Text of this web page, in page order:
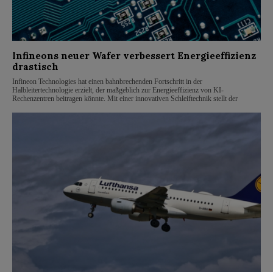
Infineons neuer Wafer verbessert Energieeffizienz
drastisch
Infineon Technologies hat einen bahnbrechenden Fortschritt in der
Halbleitertechnologie erzielt, der maßgeblich zur Energieeffizienz von KI-
Rechenzentren beitragen könnte. Mit einer innovativen Schleiftechnik stellt der